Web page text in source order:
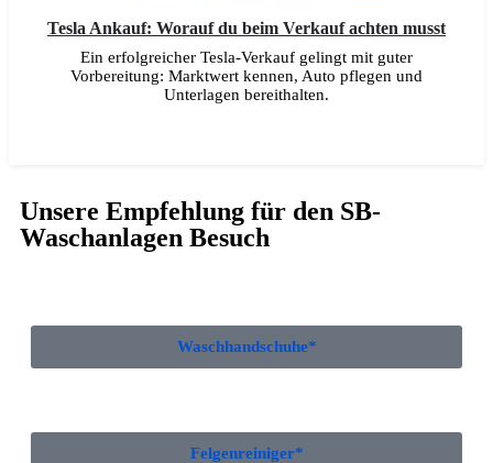
Tesla Ankauf: Worauf du beim Verkauf achten musst
Ein erfolgreicher Tesla-Verkauf gelingt mit guter
Vorbereitung: Marktwert kennen, Auto pflegen und
Unterlagen bereithalten.
Unsere Empfehlung für den SB-
Waschanlagen Besuch
Waschhandschuhe*
Felgenreiniger*